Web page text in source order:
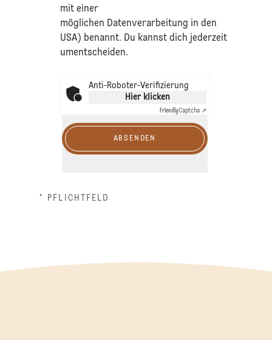
mit einer
möglichen Datenverarbeitung in den
USA) benannt. Du kannst dich jederzeit
umentscheiden.
Anti-Roboter-Verifizierung
Hier klicken
FriendlyCaptcha ⇗
ABSENDEN
* PFLICHTFELD